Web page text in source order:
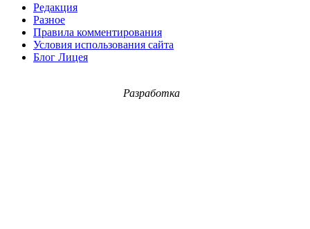
Редакция
Разное
Правила комментирования
Условия использования сайта
Блог Лицея
Разработка